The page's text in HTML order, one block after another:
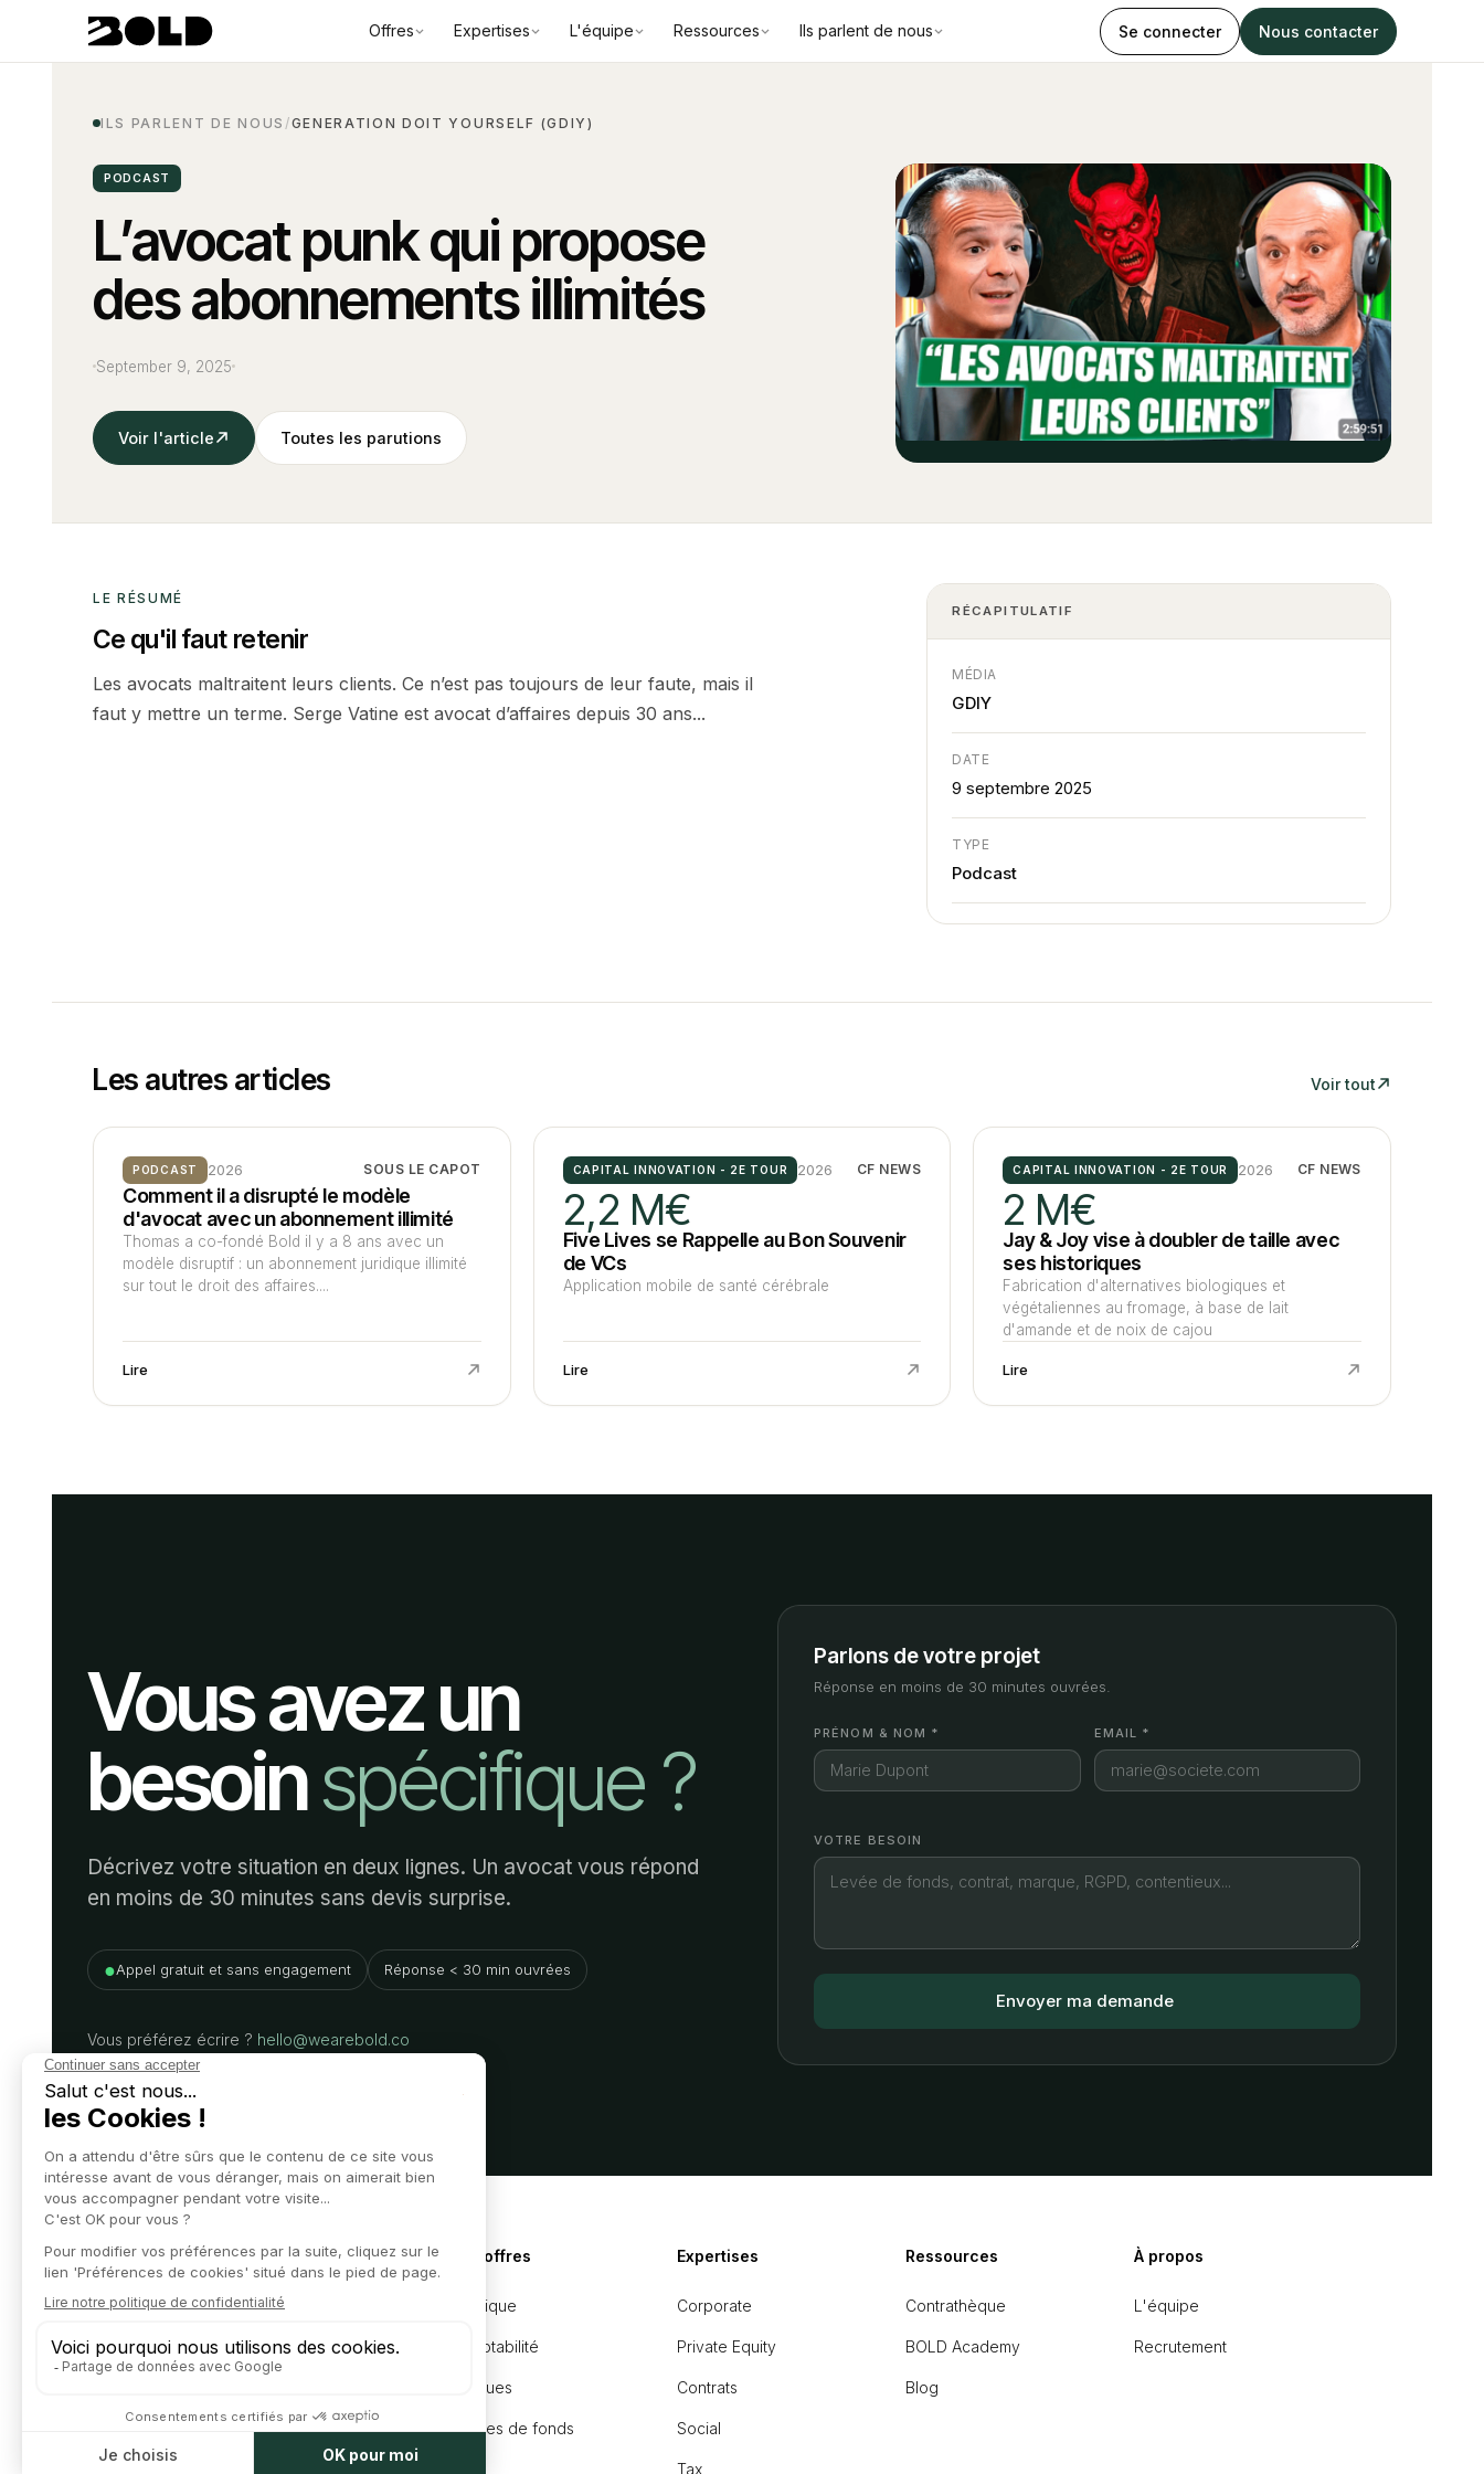
Offres Expertises L'équipe Ressources Ils parlent de nous Se connecter Nous contacter
ILS PARLENT DE NOUS /GENERATION DOIT YOURSELF (GDIY)
PODCAST
L’avocat punk qui propose
des abonnements illimités
September 9, 2025
Voir l'article Toutes les parutions
LE RÉSUMÉ
Ce qu'il faut retenir
Les avocats maltraitent leurs clients. Ce n’est pas toujours de leur faute, mais il
faut y mettre un terme. Serge Vatine est avocat d’affaires depuis 30 ans...
RÉCAPITULATIF
MÉDIA
GDIY
DATE
9 septembre 2025
TYPE
Podcast
Les autres articles Voir tout
PODCAST 2026 SOUS LE CAPOT
Comment il a disrupté le modèle
d'avocat avec un abonnement illimité
Thomas a co-fondé Bold il y a 8 ans avec un
modèle disruptif : un abonnement juridique illimité
sur tout le droit des affaires....
Lire
CAPITAL INNOVATION - 2E TOUR 2026 CF NEWS
2,2 M€
Five Lives se Rappelle au Bon Souvenir
de VCs
Application mobile de santé cérébrale
Lire
CAPITAL INNOVATION - 2E TOUR 2026 CF NEWS
2 M€
Jay & Joy vise à doubler de taille avec
ses historiques
Fabrication d'alternatives biologiques et
végétaliennes au fromage, à base de lait
d'amande et de noix de cajou
Lire
Vous avez un
besoinspécifique ?
Décrivez votre situation en deux lignes. Un avocat vous répond
en moins de 30 minutes sans devis surprise.
●Appel gratuit et sans engagement Réponse < 30 min ouvrées
Vous préférez écrire ? hello@wearebold.co
Parlons de votre projet
Réponse en moins de 30 minutes ouvrées.
PRÉNOM & NOM * EMAIL *
VOTRE BESOIN
L'expertise d'un grand cabinet,
Nos offres
Juridique
Comptabilité
Marques
Levées de fonds
Expertises
Corporate
Private Equity
Contrats
Social
Tax
Ressources
Contrathèque
BOLD Academy
Blog
À propos
L'équipe
Recrutement